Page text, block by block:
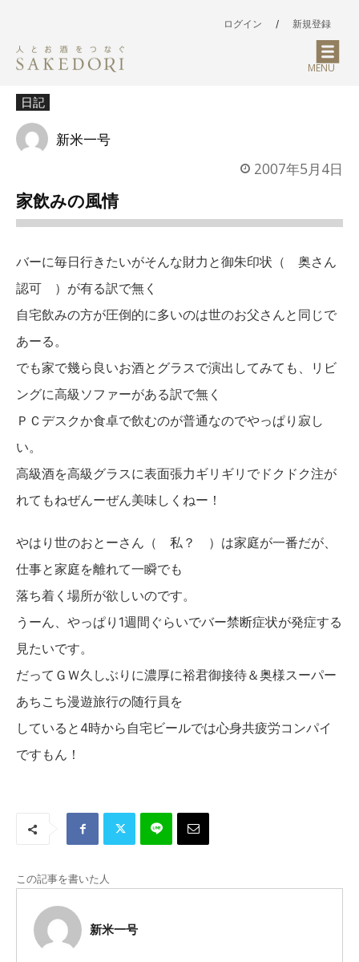
ログイン / 新規登録
MENU
日記
新米一号
2007年5月4日
家飲みの風情
バーに毎日行きたいがそんな財力と御朱印状（ 奥さん
認可 ）が有る訳で無く
自宅飲みの方が圧倒的に多いのは世のお父さんと同じで
あーる。
でも家で幾ら良いお酒とグラスで演出してみても、リビ
ングに高級ソファーがある訳で無く
ＰＣデスクか食卓で飲むのが普通なのでやっぱり寂し
い。
高級酒を高級グラスに表面張力ギリギリでドクドク注が
れてもねぜんーぜん美味しくねー！
やはり世のおとーさん（ 私？ ）は家庭が一番だが、
仕事と家庭を離れて一瞬でも
落ち着く場所が欲しいのです。
うーん、やっぱり1週間ぐらいでバー禁断症状が発症する
見たいです。
だってＧＷ久しぶりに濃厚に裕君御接待＆奥様スーパー
あちこち漫遊旅行の随行員を
していると4時から自宅ビールでは心身共疲労コンパイ
ですもん！
この記事を書いた人
新米一号